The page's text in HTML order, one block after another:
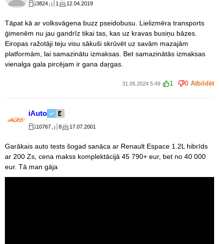
3824 1 12.04.2019
Tāpat kā ar volksvāgena buzz pseidobusu. Lielizmēra transports
ģimenēm nu jau gandrīz tikai tas, kas uz kravas busiņu bāzes.
Eiropas ražotāji teju visu sākuši skrūvēt uz savām mazajām
platformām, lai samazinātu izmaksas. Bet samazinātās izmaksas
vienalga gala pircējam ir gana daŗgas.
31.05.2024 5:49 1 0 Atbildēt
iAuto
10767 8 17.07.2001
Garākais auto tests šogad sanāca ar Renault Espace 1.2L hibrīds
ar 200 Zs, cena makss komplektācijā 45 790+ eur, bet no 40 000
eur. Tā man gāja